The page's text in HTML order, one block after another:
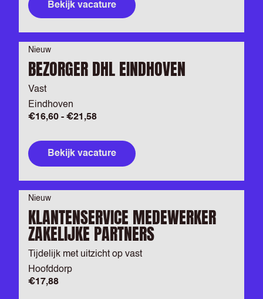
Bekijk vacature
Nieuw
BEZORGER DHL EINDHOVEN
Vast
Eindhoven
€16,60 - €21,58
Bekijk vacature
Nieuw
KLANTENSERVICE MEDEWERKER
ZAKELIJKE PARTNERS
Tijdelijk met uitzicht op vast
Hoofddorp
€17,88